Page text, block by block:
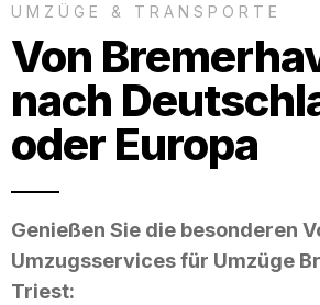
UMZÜGE & TRANSPORTE
Von
nach
oder Europa
Genießen Sie die besonderen
Umzugsservices für Umzüge
Triest: